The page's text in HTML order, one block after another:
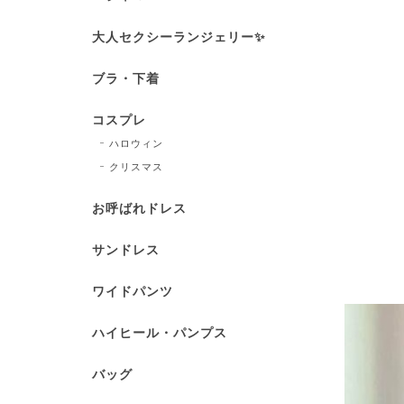
大人セクシーランジェリー✨
ブラ・下着
コスプレ
ハロウィン
クリスマス
お呼ばれドレス
サンドレス
ワイドパンツ
ハイヒール・パンプス
バッグ